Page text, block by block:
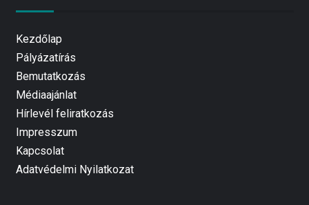
Kezdőlap
Pályázatírás
Bemutatkozás
Médiaajánlat
Hírlevél feliratkozás
Impresszum
Kapcsolat
Adatvédelmi Nyilatkozat